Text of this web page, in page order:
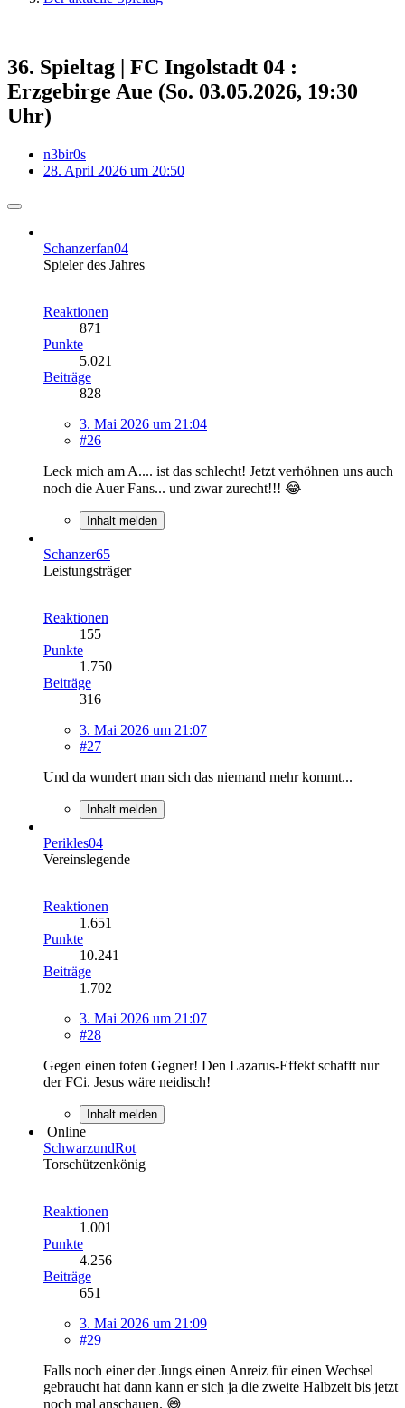
36. Spieltag | FC Ingolstadt 04 :
Erzgebirge Aue (So. 03.05.2026, 19:30
Uhr)
n3bir0s
28. April 2026 um 20:50
Schanzerfan04
Spieler des Jahres
Reaktionen
871
Punkte
5.021
Beiträge
828
3. Mai 2026 um 21:04
#26
Leck mich am A.... ist das schlecht! Jetzt verhöhnen uns auch
noch die Auer Fans... und zwar zurecht!!! 😂
Inhalt melden
Schanzer65
Leistungsträger
Reaktionen
155
Punkte
1.750
Beiträge
316
3. Mai 2026 um 21:07
#27
Und da wundert man sich das niemand mehr kommt...
Inhalt melden
Perikles04
Vereinslegende
Reaktionen
1.651
Punkte
10.241
Beiträge
1.702
3. Mai 2026 um 21:07
#28
Gegen einen toten Gegner! Den Lazarus-Effekt schafft nur
der FCi. Jesus wäre neidisch!
Inhalt melden
Online
SchwarzundRot
Torschützenkönig
Reaktionen
1.001
Punkte
4.256
Beiträge
651
3. Mai 2026 um 21:09
#29
Falls noch einer der Jungs einen Anreiz für einen Wechsel
gebraucht hat dann kann er sich ja die zweite Halbzeit bis jetzt
noch mal anschauen. 😅